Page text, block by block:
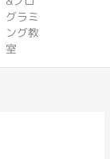
グラミ
ング教
室